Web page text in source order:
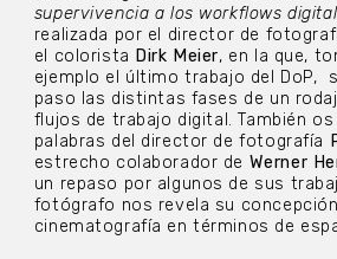
supervivencia a los workflows
realizada por el director de
el colorista Dirk Meier, en la que,
ejemplo el último trabajo del DoP,
paso las distintas fases de un
flujos de trabajo digital. También
palabras del director de fotografía
estrecho colaborador de Werner
un repaso por algunos de sus
fotógrafo nos revela su
cinematografía en términos de